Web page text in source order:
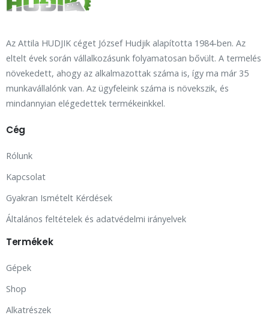
Az Attila HUDJIK céget József Hudjik alapította 1984-ben. Az
eltelt évek során vállalkozásunk folyamatosan bővült. A termelés
növekedett, ahogy az alkalmazottak száma is, így ma már 35
munkavállalónk van. Az ügyfeleink száma is növekszik, és
mindannyian elégedettek termékeinkkel.
Cég
Rólunk
Kapcsolat
Gyakran Ismételt Kérdések
Általános feltételek és adatvédelmi irányelvek
Termékek
Gépek
Shop
Alkatrészek